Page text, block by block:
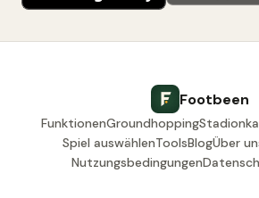
Footbeen
FunktionenGroundhopping
Spiel auswählenToolsBlogÜber
Nutzungsbedingungen